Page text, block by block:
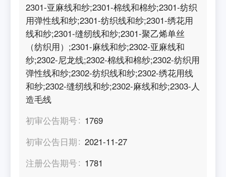
2301-亚麻线和纱;2301-棉线和棉纱;2301-纺织
用弹性线和纱;2301-纺织线和纱;2301-绣花用
线和纱;2301-缝纫线和纱;2301-聚乙烯单丝
（纺织用）;2301-麻线和纱;2302-亚麻线和
纱;2302-尼龙线;2302-棉线和棉纱;2302-纺织用
弹性线和纱;2302-纺织线和纱;2302-绣花用线
和纱;2302-缝纫线和纱;2302-麻线和纱;2303-人
造毛线
初审公告期号
1769
初审公告日期
2021-11-27
注册公告期号
1781